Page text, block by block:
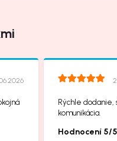
Rýchle dodanie,
komunikácia.
Hodnocení 5/5